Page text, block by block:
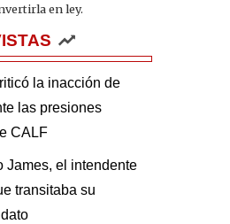
en ley.
la inacción de
las presiones
CALF
James, el intendente
transitaba su